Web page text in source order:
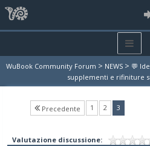
WuBook Community Forum > NEWS > 💬
supplementi e rifiniture
Precedente 1 2 3(current)
Valutazione discussione: